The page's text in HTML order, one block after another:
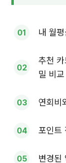
내 월
추천
밀 비교
연회비
포인트
변경된